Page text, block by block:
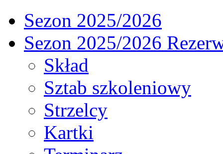
Sezon 2025/2026
Sezon 2025/2026
Skład
Sztab szkoleniowy
Strzelcy
Kartki